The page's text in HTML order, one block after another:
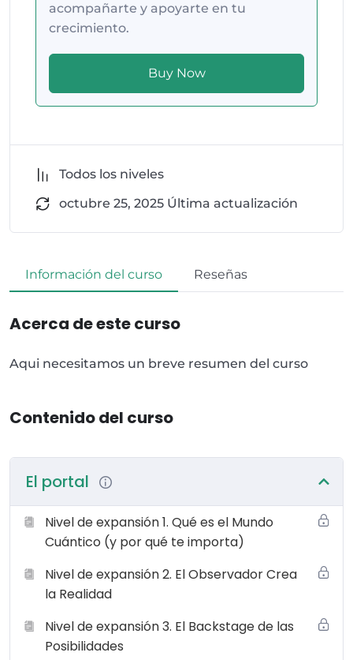
acompañarte y apoyarte en tu
crecimiento.
Buy Now
Todos los niveles
octubre 25, 2025 Última actualización
Información del curso Reseñas
Acerca de este curso
Aqui necesitamos un breve resumen del curso
Contenido del curso
El portal
Nivel de expansión 1. Qué es el Mundo
Cuántico (y por qué te importa)
Nivel de expansión 2. El Observador Crea
la Realidad
Nivel de expansión 3. El Backstage de las
Posibilidades